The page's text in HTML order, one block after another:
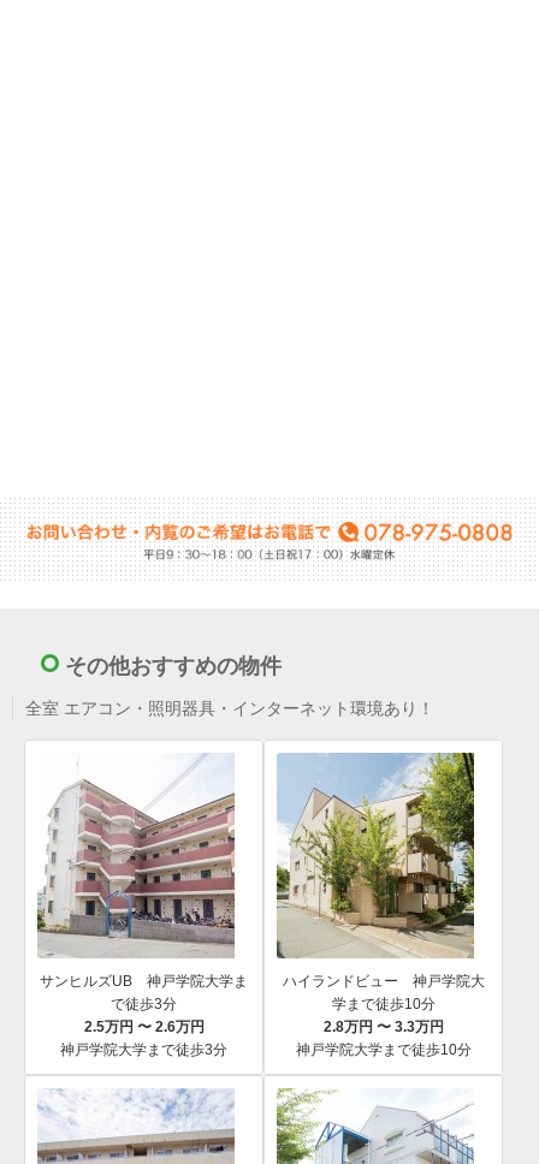
その他おすすめの物件
全室 エアコン・照明器具・インターネット環境あり！
サンヒルズUB 神戸学院大学ま
で徒歩3分
2.5万円 〜 2.6万円
神戸学院大学まで徒歩3分
ハイランドビュー 神戸学院大
学まで徒歩10分
2.8万円 〜 3.3万円
神戸学院大学まで徒歩10分